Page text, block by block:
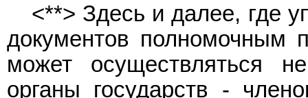
<**> Здесь и далее, где
документов полномочным
может осуществляться
органы государств -